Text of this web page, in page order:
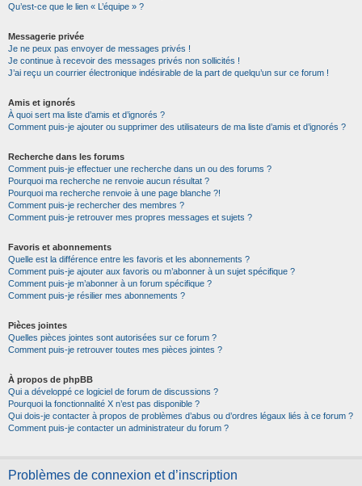
Qu’est-ce que le lien « L’équipe » ?
Messagerie privée
Je ne peux pas envoyer de messages privés !
Je continue à recevoir des messages privés non sollicités !
J’ai reçu un courrier électronique indésirable de la part de quelqu’un sur ce forum !
Amis et ignorés
À quoi sert ma liste d’amis et d’ignorés ?
Comment puis-je ajouter ou supprimer des utilisateurs de ma liste d’amis et d’ignorés ?
Recherche dans les forums
Comment puis-je effectuer une recherche dans un ou des forums ?
Pourquoi ma recherche ne renvoie aucun résultat ?
Pourquoi ma recherche renvoie à une page blanche ?!
Comment puis-je rechercher des membres ?
Comment puis-je retrouver mes propres messages et sujets ?
Favoris et abonnements
Quelle est la différence entre les favoris et les abonnements ?
Comment puis-je ajouter aux favoris ou m’abonner à un sujet spécifique ?
Comment puis-je m’abonner à un forum spécifique ?
Comment puis-je résilier mes abonnements ?
Pièces jointes
Quelles pièces jointes sont autorisées sur ce forum ?
Comment puis-je retrouver toutes mes pièces jointes ?
À propos de phpBB
Qui a développé ce logiciel de forum de discussions ?
Pourquoi la fonctionnalité X n’est pas disponible ?
Qui dois-je contacter à propos de problèmes d’abus ou d’ordres légaux liés à ce forum ?
Comment puis-je contacter un administrateur du forum ?
Problèmes de connexion et d’inscription